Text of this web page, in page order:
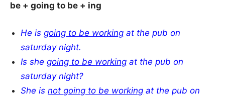
be + going to be + ing
He isgoing to be working at the pub on
saturday night.
Is shegoing to be working at the pub on
saturday night?
She isnot going to be working at the pub on